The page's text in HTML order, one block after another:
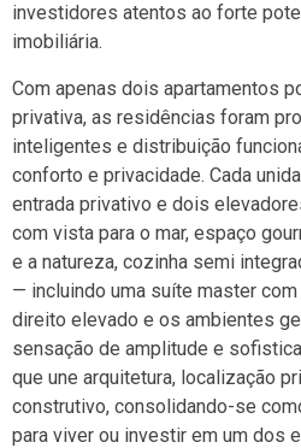
investidores atentos ao forte
imobiliária.
Com apenas dois apartamentos
privativa, as residências foram
inteligentes e distribuição
conforto e privacidade. Cada
entrada privativo e dois
com vista para o mar, espaço
e a natureza, cozinha semi
— incluindo uma suíte master
direito elevado e os ambientes
sensação de amplitude e
que une arquitetura, localização
construtivo, consolidando-se
para viver ou investir em um dos